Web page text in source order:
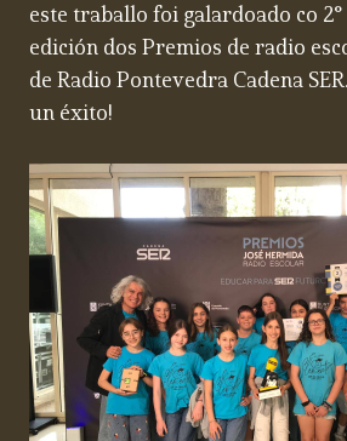
este traballo foi galardoado co
edición dos Premios de radio
de Radio Pontevedra Cadena
un éxito!